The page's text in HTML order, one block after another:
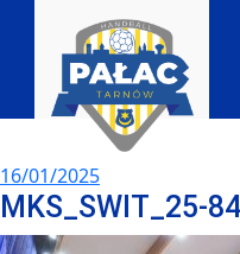
16/01/2025
MKS_SWIT_25-84